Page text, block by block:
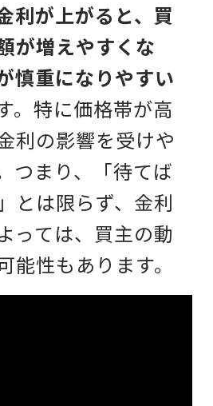
利が上がると、買
が増えやすくな
慎重になりやすい
。特に価格帯が高
利の影響を受けや
つまり、「待てば
とは限らず、金利
っては、買主の動
能性もあります。